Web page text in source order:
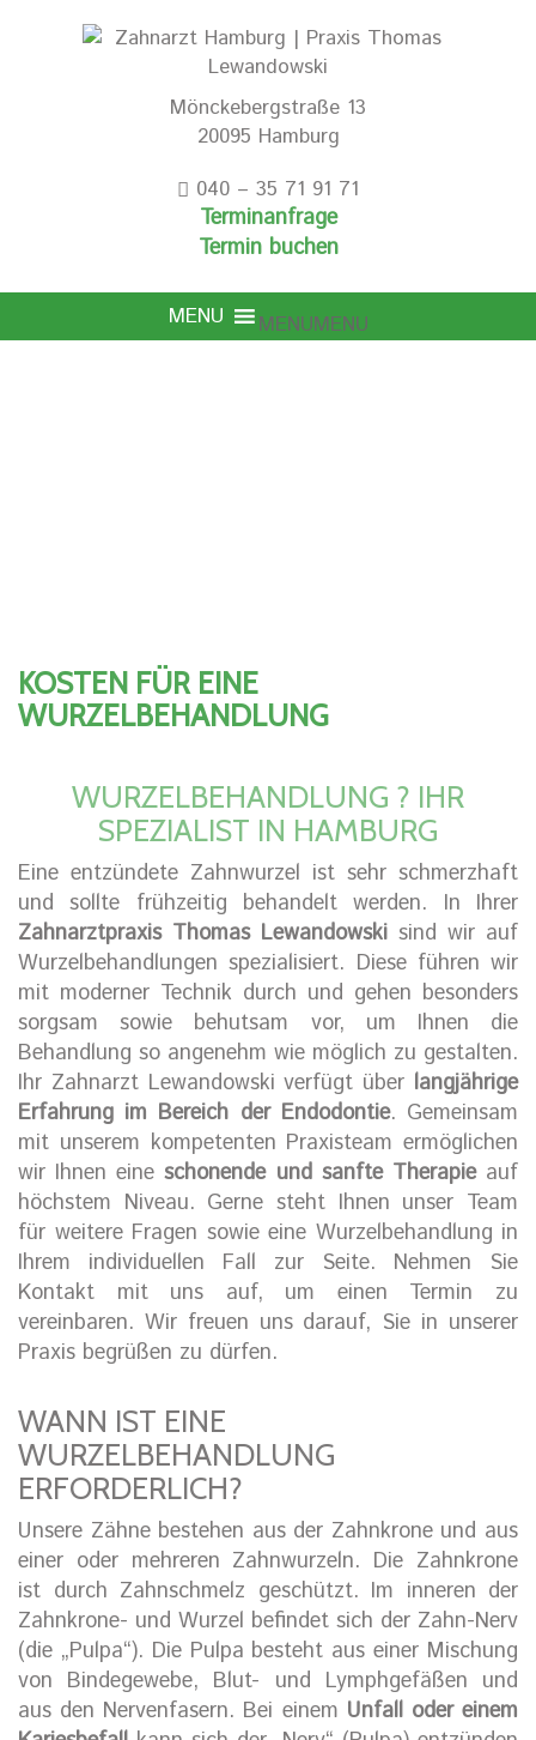
Mönckebergstraße 13
20095 Hamburg
040 – 35 71 91 71
Terminanfrage
Termin buchen
MENUMENU
KOSTEN FÜR EINE
WURZELBEHANDLUNG
WURZELBEHANDLUNG ? IHR
SPEZIALIST IN HAMBURG
Eine entzündete Zahnwurzel ist sehr schmerzhaft
und sollte frühzeitig behandelt werden. In Ihrer
Zahnarztpraxis Thomas Lewandowski sind wir auf
Wurzelbehandlungen spezialisiert. Diese führen wir
mit moderner Technik durch und gehen besonders
sorgsam sowie behutsam vor, um Ihnen die
Behandlung so angenehm wie möglich zu gestalten.
Ihr Zahnarzt Lewandowski verfügt über langjährige
Erfahrung im Bereich der Endodontie. Gemeinsam
mit unserem kompetenten Praxisteam ermöglichen
wir Ihnen eineschonende und sanfte Therapieauf
höchstem Niveau. Gerne steht Ihnen unser Team
für weitere Fragen sowie eine Wurzelbehandlung in
Ihrem individuellen Fall zur Seite. Nehmen Sie
Kontakt mit uns auf, um einen Termin zu
vereinbaren. Wir freuen uns darauf, Sie in unserer
Praxis begrüßen zu dürfen.
WANN IST EINE
WURZELBEHANDLUNG
ERFORDERLICH?
Unsere Zähne bestehen aus der Zahnkrone und aus
einer oder mehreren Zahnwurzeln. Die Zahnkrone
ist durch Zahnschmelz geschützt. Im inneren der
Zahnkrone- und Wurzel befindet sich der Zahn-Nerv
(die „Pulpa“). Die Pulpa besteht aus einer Mischung
von Bindegewebe, Blut- und Lymphgefäßen und
aus den Nervenfasern. Bei einem Unfall oder einem